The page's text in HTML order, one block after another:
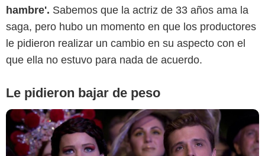
hambre'. Sabemos que la actriz de 33 años ama la
saga, pero hubo un momento en que los productores
le pidieron realizar un cambio en su aspecto con el
que ella no estuvo para nada de acuerdo.
Le pidieron bajar de peso